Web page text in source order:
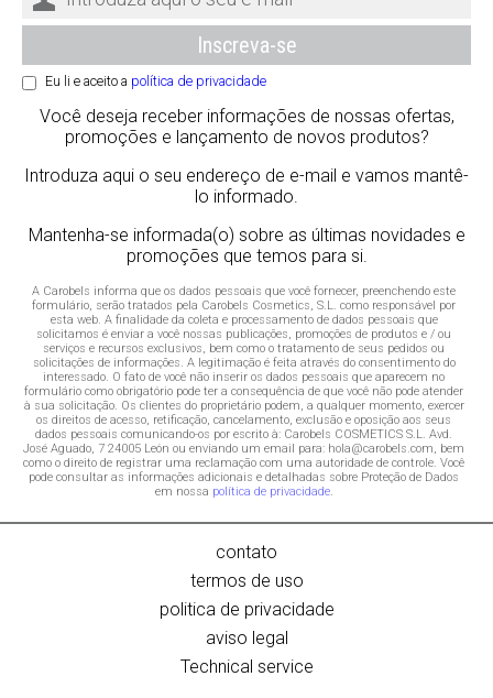
Eu li e aceito a política de privacidade
Você deseja receber informações de nossas ofertas,
promoções e lançamento de novos produtos?
Introduza aqui o seu endereço de e-mail e vamos mantê-
lo informado.
Mantenha-se informada(o) sobre as últimas novidades e
promoções que temos para si.
A Carobels informa que os dados pessoais que você fornecer, preenchendo este
formulário, serão tratados pela Carobels Cosmetics, S.L. como responsável por
esta web. A finalidade da coleta e processamento de dados pessoais que
solicitamos é enviar a você nossas publicações, promoções de produtos e / ou
serviços e recursos exclusivos, bem como o tratamento de seus pedidos ou
solicitações de informações. A legitimação é feita através do consentimento do
interessado. O fato de você não inserir os dados pessoais que aparecem no
formulário como obrigatório pode ter a consequência de que você não pode atender
à sua solicitação. Os clientes do proprietário podem, a qualquer momento, exercer
os direitos de acesso, retificação, cancelamento, exclusão e oposição aos seus
dados pessoais comunicando-os por escrito à: Carobels COSMETICS S.L. Avd.
José Aguado, 7 24005 León ou enviando um email para: hola@carobels.com, bem
como o direito de registrar uma reclamação com uma autoridade de controle. Você
pode consultar as informações adicionais e detalhadas sobre Proteção de Dados
em nossa política de privacidade.
contato
termos de uso
politica de privacidade
aviso legal
Technical service